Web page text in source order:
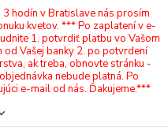
3 hodín v Bratislave nás prosím
kvetov. *** Po zaplatení v e-
1. potvrdiť platbu vo Vašom
Vašej banky 2. po potvrdení
ak treba, obnovte stránku -
nebude platná. Po
e-mail od nás. Ďakujeme.***